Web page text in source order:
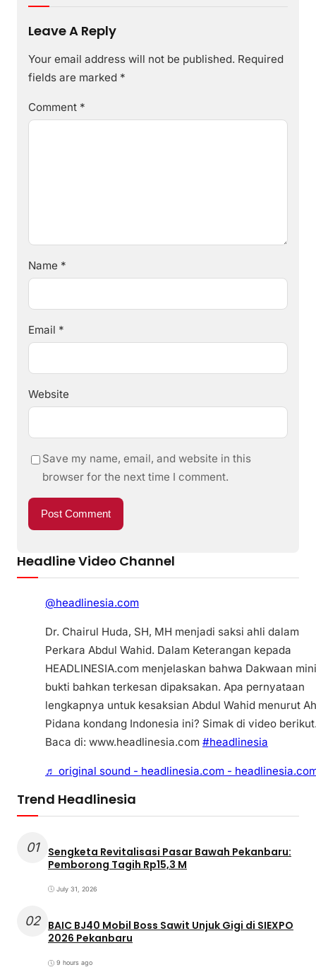
Leave A Reply
Your email address will not be published. Required
fields are marked *
Comment *
Name *
Email *
Website
Save my name, email, and website in this
browser for the next time I comment.
Headline Video Channel
@headlinesia.com
Dr. Chairul Huda, SH, MH menjadi saksi ahli dalam
Perkara Abdul Wahid. Dalam Keterangan kepada
HEADLINESIA.com menjelaskan bahwa Dakwaan
bukti bahkan terkesan dipaksakan. Apa pernyataan
lengkapnya untuk kesaksian Abdul Wahid menurut
Pidana kondang Indonesia ini? Simak di video
Baca di: www.headlinesia.com #headlinesia
♬ original sound - headlinesia.com -
Trend Headlinesia
01
Sengketa Revitalisasi Pasar Bawah Pekanbaru:
Pemborong Tagih Rp15,3 M
July 31, 2026
02 BAIC BJ40 Mobil Boss Sawit Unjuk Gigi di SIEXPO
2026 Pekanbaru
9 hours ago